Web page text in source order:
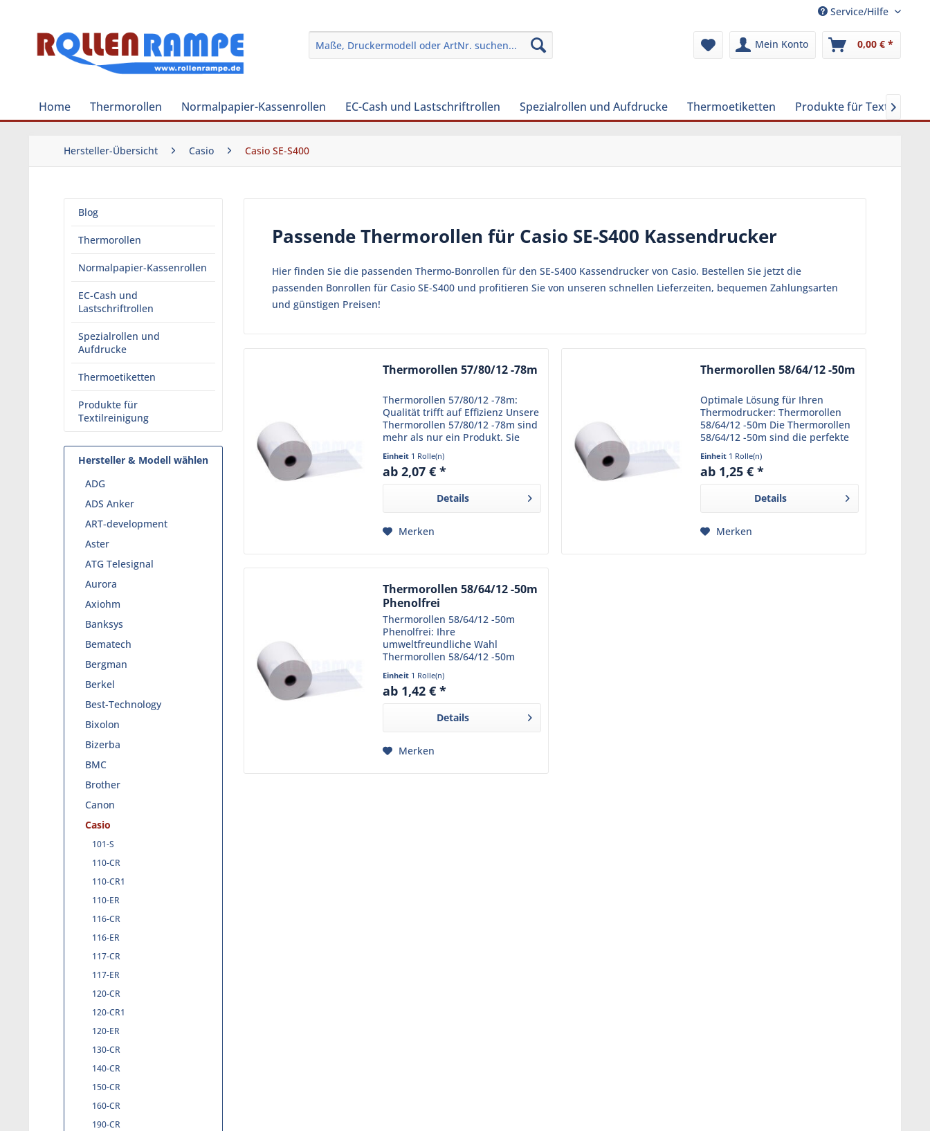
Service/Hilfe
Mein Konto 0,00 € *
Home Thermorollen Normalpapier-Kassenrollen EC-Cash und Lastschriftrollen Spezialrollen und Aufdrucke Thermoetiketten Produkte für 
Hersteller-Übersicht Casio Casio SE-S400
Blog
Thermorollen
Normalpapier-Kassenrollen
EC-Cash und
Lastschriftrollen
Spezialrollen und
Aufdrucke
Thermoetiketten
Produkte für
Textilreinigung
Hersteller & Modell wählen
ADG
ADS Anker
ART-development
Aster
ATG Telesignal
Aurora
Axiohm
Banksys
Bematech
Bergman
Berkel
Best-Technology
Bixolon
Bizerba
BMC
Brother
Canon
Casio
101-S
110-CR
110-CR1
110-ER
116-CR
116-ER
117-CR
117-ER
120-CR
120-CR1
120-ER
130-CR
140-CR
150-CR
160-CR
190-CR
Passende Thermorollen für Casio SE-S400 Kassendrucker
Hier finden Sie die passenden Thermo-Bonrollen für den SE-S400 Kassendrucker von Casio. Bestellen Sie jetzt die
passenden Bonrollen für Casio SE-S400 und profitieren Sie von unseren schnellen Lieferzeiten, bequemen Zahlungsarten
und günstigen Preisen!
Thermorollen 57/80/12 -78m
Thermorollen 57/80/12 -78m:
Qualität trifft auf Effizienz Unsere
Thermorollen 57/80/12 -78m sind
mehr als nur ein Produkt. Sie
sind das Ergebnis jahrelanger
Erfahrung und ständiger
Innovation. Hergestellt aus
Einheit 1 Rolle(n)
ab 2,07 € *
Details
Merken
Thermorollen 58/64/12 -50m
Optimale Lösung für Ihren
Thermodrucker: Thermorollen
58/64/12 -50m Die Thermorollen
58/64/12 -50m sind die perfekte
Wahl für Ihren Thermodrucker
am Point-of-Sale. Mit den Maßen
57 mm, 64 mm und 12 mm bieten
Einheit 1 Rolle(n)
ab 1,25 € *
Details
Merken
Thermorollen 58/64/12 -50m
Phenolfrei
Thermorollen 58/64/12 -50m
Phenolfrei: Ihre
umweltfreundliche Wahl
Thermorollen 58/64/12 -50m
hervorragende Wahl für alle, die
Wert auf Qualität und
Diese Thermorollen sind...
Einheit 1 Rolle(n)
ab 1,42 € *
Details
Merken